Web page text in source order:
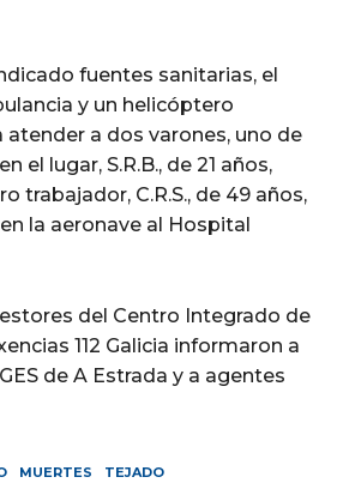
fuentes sanitarias, el
y un helicóptero
a dos varones, uno de
el lugar, S.R.B., de 21 años,
trabajador, C.R.S., de 49 años,
la aeronave al Hospital
del Centro Integrado de
112 Galicia informaron a
de A Estrada y a agentes
MUERTES TEJADO